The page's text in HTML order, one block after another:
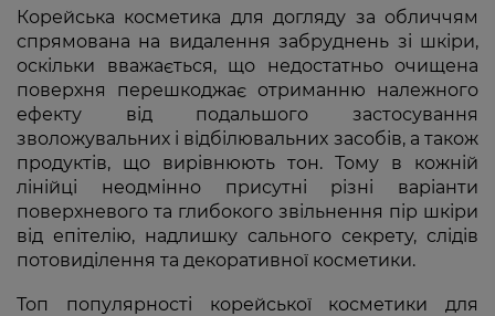
Корейська косметика для догляду за обличчям
спрямована на видалення забруднень зі шкіри,
оскільки вважається, що недостатньо очищена
поверхня перешкоджає отриманню належного
ефекту від подальшого застосування
зволожувальних і відбілювальних засобів, а також
продуктів, що вирівнюють тон. Тому в кожній
лінійці неодмінно присутні різні варіанти
поверхневого та глибокого звільнення пір шкіри
від епітелію, надлишку сального секрету, слідів
потовиділення та декоративної косметики.
Топ популярності корейської косметики для